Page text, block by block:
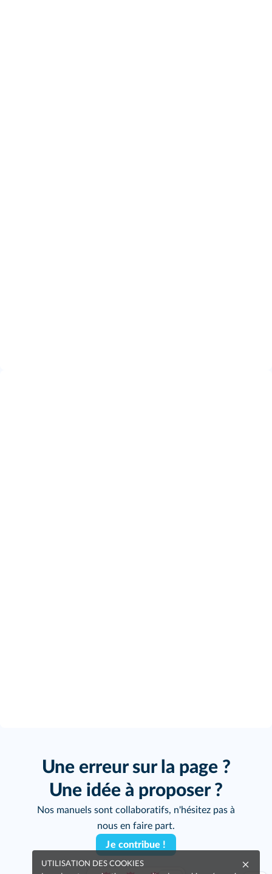
Une erreur sur la page ?
Une idée à proposer ?
Nos manuels sont collaboratifs, n'hésitez pas à
nous en faire part.
Je contribue !
UTILISATION DES COOKIES